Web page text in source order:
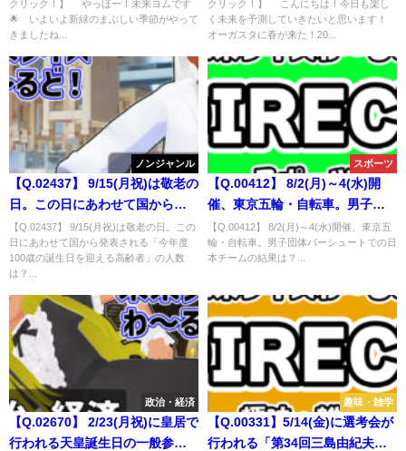
クリック！】 やっほー！未来ヨムです
🌟 いよいよ新緑のまぶしい季節がやって
きましたね...
優勝するのは？
クリック！】 こんにちは！今日も楽し
く未来を予測していきたいと思います！
オーガスタに春が来た！20...
ノンジャンル
【Q.02437】 9/15(月祝)は敬老の
日。この日にあわせて国から発
表される「今年度100歳の誕生日
を迎える高齢者」の人数は？
【Q.02437】 9/15(月祝)は敬老の日。この
日にあわせて国から発表される「今年度
100歳の誕生日を迎える高齢者」の人数
は？...
スポーツ
【Q.00412】 8/2(月)～4(水)開
催、東京五輪・自転車。男子団
体パーシュートでの日本チーム
の結果は？
【Q.00412】 8/2(月)～4(水)開催、東京五
輪・自転車。男子団体パーシュートでの日
本チームの結果は？...
政治・経済
【Q.02670】 2/23(月祝)に皇居で
行われる天皇誕生日の一般参
趣味・雑学
【Q.00331】5/14(金)に選考会が
行われる「第34回三島由紀夫